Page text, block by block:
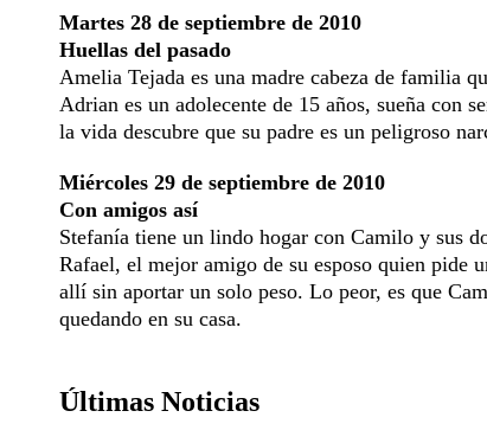
Martes 28 de septiembre de 2010
Huellas del pasado
Amelia Tejada es una madre cabeza de familia
Adrian es un adolecente de 15 años, sueña con
la vida descubre que su padre es un peligroso
Miércoles 29 de septiembre de 2010
Con amigos así
Stefanía tiene un lindo hogar con Camilo y sus
Rafael, el mejor amigo de su esposo quien pide
allí sin aportar un solo peso. Lo peor, es que
quedando en su casa.
Últimas Noticias